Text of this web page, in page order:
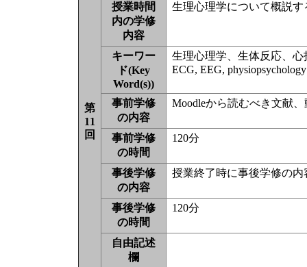
第
11
回
授業時間
内の学修
内容
生理心理学について概説す
キーワー
ド(Key
Word(s))
生理心理学、生体反応、
ECG, EEG, physiopsychology
事前学修
の内容
Moodleから読むべき文献
事前学修
の時間
120分
事後学修
の内容
授業終了時に事後学修の
事後学修
の時間
120分
自由記述
欄